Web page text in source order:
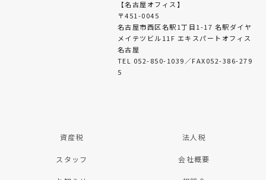
【名古屋オフィス】
〒451-0045
名古屋市西区名駅1丁目1-17 名駅ダイヤ
メイテツビル11F エキスパートオフィス
名古屋
TEL 052-850-1039／FAX052-386-279
5
資産税 法人税
スタッフ 会社概要